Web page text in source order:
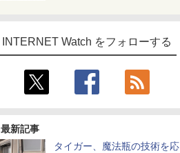
INTERNET Watch をフォローする
最新記事
タイガー、魔法瓶の技術を応